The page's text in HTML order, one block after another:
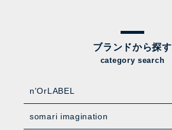
ブランドから探す
category search
n'OrLABEL
somari imagination